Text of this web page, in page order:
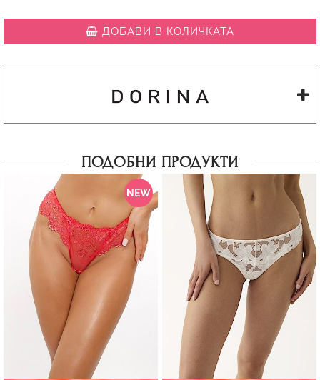
ДОБАВИ В КОЛИЧКАТА
ПОДОБНИ ПРОДУКТИ
NEW